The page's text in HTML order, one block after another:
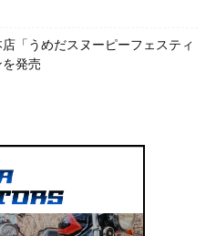
「うめだスヌーピーフェスティ
発売